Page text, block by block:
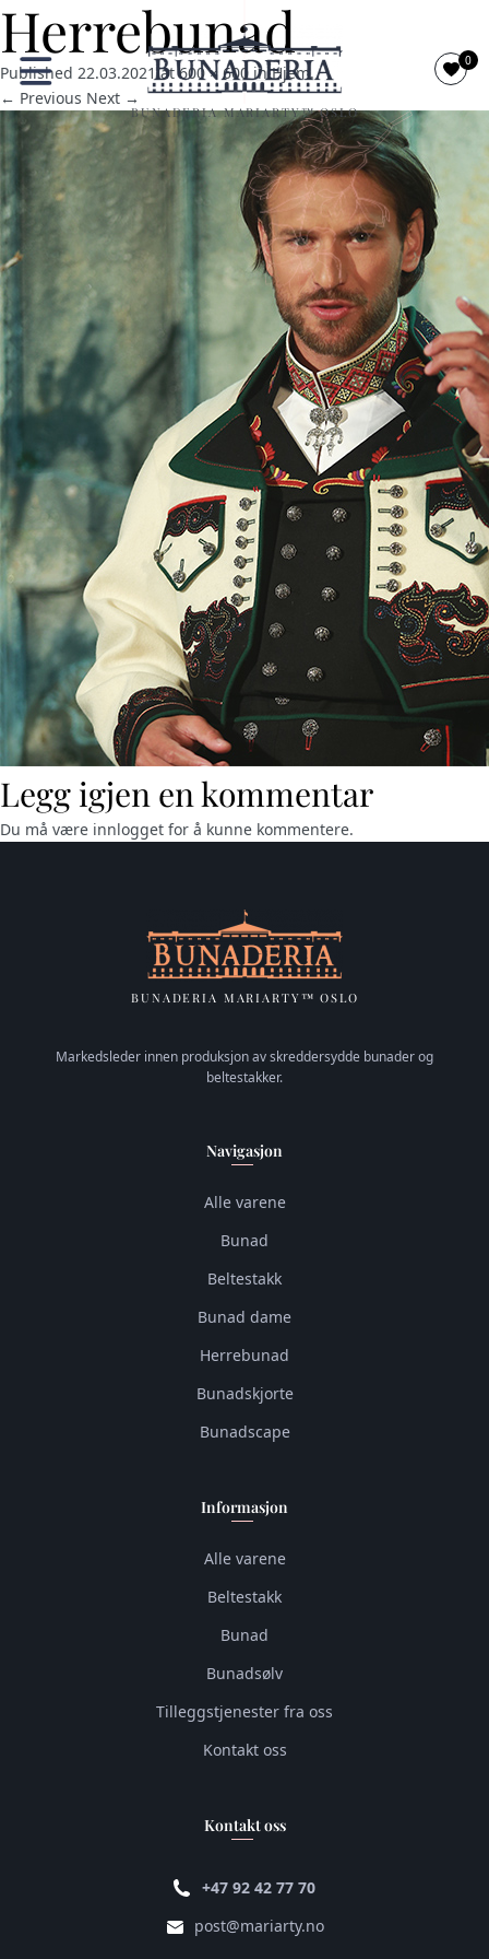
BUNADERIA MARIARTY™ OSLO
0
Herrebunad
Published 22.03.2021at600 × 600inHjem.
← Previous Next →
Legg igjen en kommentar
Du må være innlogget for å kunne kommentere.
BUNADERIA MARIARTY™ OSLO
Markedsleder innen produksjon av skreddersydde bunader og
beltestakker.
Navigasjon
Alle varene
Bunad
Beltestakk
Bunad dame
Herrebunad
Bunadskjorte
Bunadscape
Informasjon
Alle varene
Beltestakk
Bunad
Bunadsølv
Tilleggstjenester fra oss
Kontakt oss
Kontakt oss
+47 92 42 77 70
post@mariarty.no